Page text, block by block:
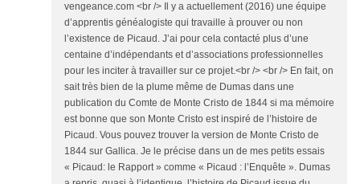
vengeance.com <br /> Il y a actuellement (2016) une équipe
d’apprentis généalogiste qui travaille à prouver ou non
l’existence de Picaud. J’ai pour cela contacté plus d’une
centaine d’indépendants et d’associations professionnelles
pour les inciter à travailler sur ce projet.<br /> <br /> En fait, on
sait très bien de la plume même de Dumas dans une
publication du Comte de Monte Cristo de 1844 si ma mémoire
est bonne que son Monte Cristo est inspiré de l’histoire de
Picaud. Vous pouvez trouver la version de Monte Cristo de
1844 sur Gallica. Je le précise dans un de mes petits essais
« Picaud: le Rapport » comme « Picaud : l’Enquête ». Dumas